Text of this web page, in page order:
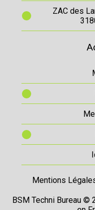
ZAC des
Mentions
BSM Techni Bureau ©